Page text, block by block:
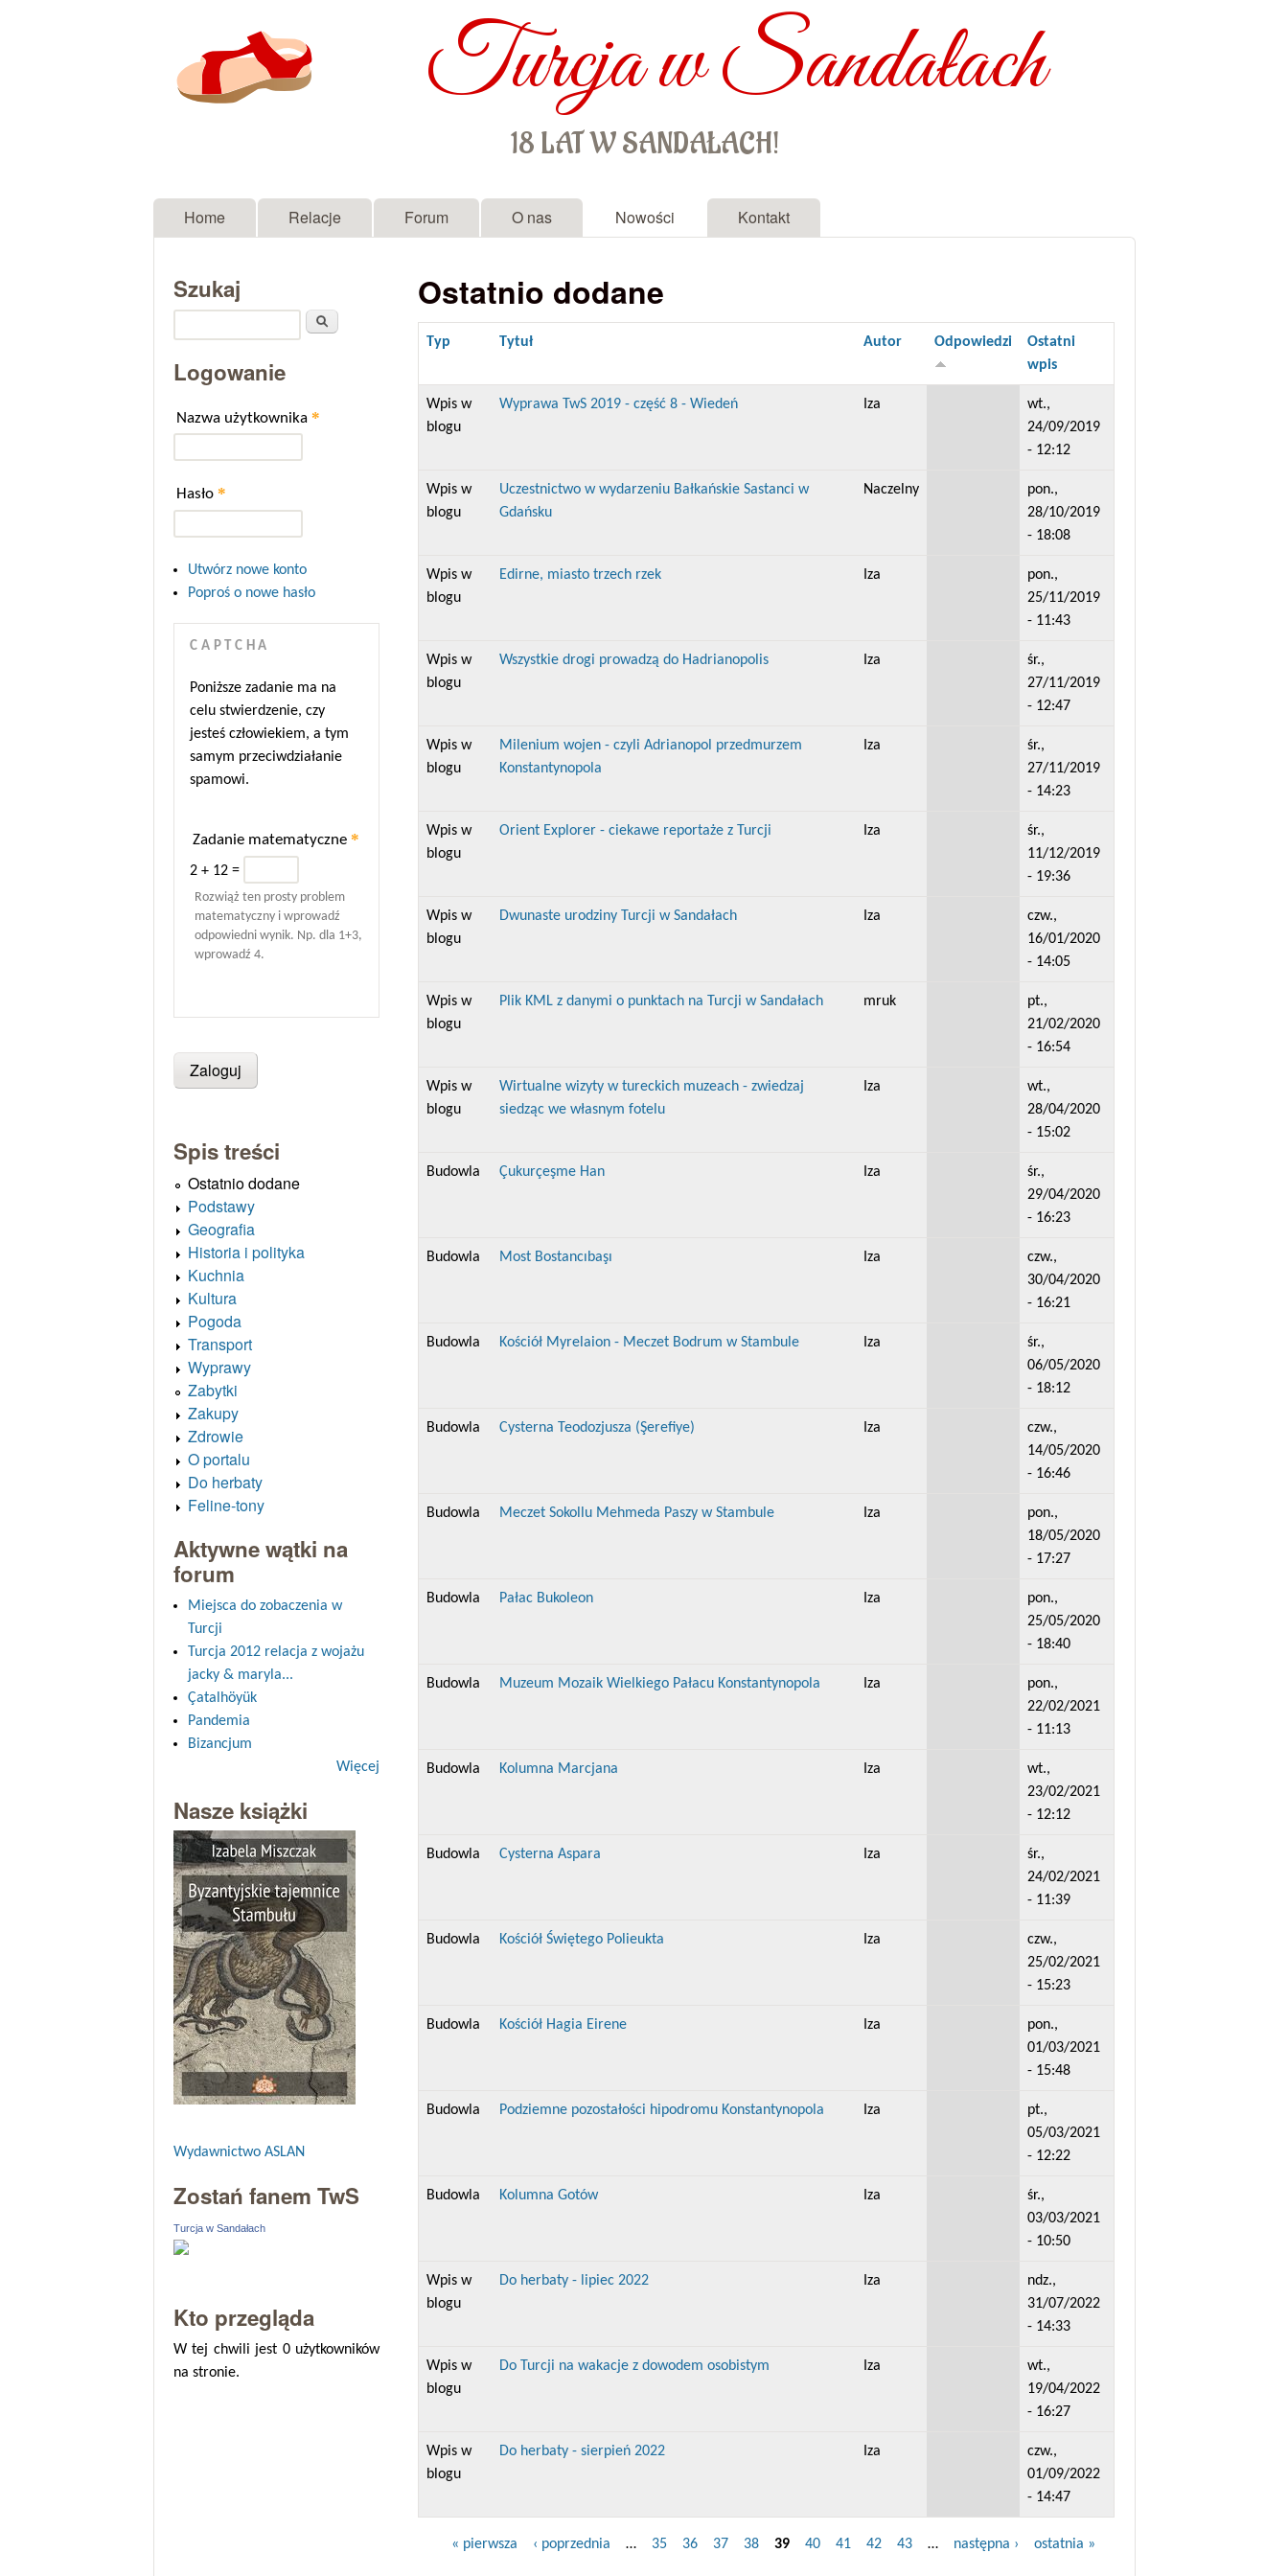
Turcja w Sandałach
18 LAT W SANDAŁACH!
Menu główne
Home Relacje Forum O nas Nowości Kontakt
Ostatnio dodane
Typ Tytuł Autor Odpowiedzi
Ostatni
wpis
Wpis w
blogu
Wyprawa TwS 2019 - część 8 - Wiedeń Iza
wt.,
24/09/2019
- 12:12
Wpis w
blogu
Uczestnictwo w wydarzeniu Bałkańskie Sastanci w
Gdańsku
Naczelny
pon.,
28/10/2019
- 18:08
Wpis w
blogu
Edirne, miasto trzech rzek Iza
pon.,
25/11/2019
- 11:43
Wpis w
blogu
Wszystkie drogi prowadzą do Hadrianopolis Iza
śr.,
27/11/2019
- 12:47
Wpis w
blogu
Milenium wojen - czyli Adrianopol przedmurzem
Konstantynopola
Iza
śr.,
27/11/2019
- 14:23
Wpis w
blogu
Orient Explorer - ciekawe reportaże z Turcji Iza
śr.,
11/12/2019
- 19:36
Wpis w
blogu
Dwunaste urodziny Turcji w Sandałach Iza
czw.,
16/01/2020
- 14:05
Wpis w
blogu
Plik KML z danymi o punktach na Turcji w Sandałach mruk
pt.,
21/02/2020
- 16:54
Wpis w
blogu
Wirtualne wizyty w tureckich muzeach - zwiedzaj
siedząc we własnym fotelu
Iza
wt.,
28/04/2020
- 15:02
Budowla Çukurçeşme Han Iza
śr.,
29/04/2020
- 16:23
Budowla Most Bostancıbaşı Iza
czw.,
30/04/2020
- 16:21
Budowla Kościół Myrelaion - Meczet Bodrum w Stambule Iza
śr.,
06/05/2020
- 18:12
Budowla Cysterna Teodozjusza (Şerefiye) Iza
czw.,
14/05/2020
- 16:46
Budowla Meczet Sokollu Mehmeda Paszy w Stambule Iza
pon.,
18/05/2020
- 17:27
Budowla Pałac Bukoleon Iza
pon.,
25/05/2020
- 18:40
Budowla Muzeum Mozaik Wielkiego Pałacu Konstantynopola Iza
pon.,
22/02/2021
- 11:13
Budowla Kolumna Marcjana Iza
wt.,
23/02/2021
- 12:12
Budowla Cysterna Aspara Iza
śr.,
24/02/2021
- 11:39
Budowla Kościół Świętego Polieukta Iza
czw.,
25/02/2021
- 15:23
Budowla Kościół Hagia Eirene Iza
pon.,
01/03/2021
- 15:48
Budowla Podziemne pozostałości hipodromu Konstantynopola Iza
pt.,
05/03/2021
- 12:22
Budowla Kolumna Gotów Iza
śr.,
03/03/2021
- 10:50
Wpis w
blogu
Do herbaty - lipiec 2022 Iza
ndz.,
31/07/2022
- 14:33
Wpis w
blogu
Do Turcji na wakacje z dowodem osobistym Iza
wt.,
19/04/2022
- 16:27
Wpis w
blogu
Do herbaty - sierpień 2022 Iza
czw.,
01/09/2022
- 14:47
« pierwsza ‹ poprzednia … 35 36 37 38 39 40 41 42 43 … następna › ostatnia »
Szukaj
Logowanie
Nazwa użytkownika *
Hasło *
Utwórz nowe konto
Poproś o nowe hasło
CAPTCHA
Poniższe zadanie ma na
celu stwierdzenie, czy
jesteś człowiekiem, a tym
samym przeciwdziałanie
spamowi.
Zadanie matematyczne *
2 + 12 =
Rozwiąż ten prosty problem
matematyczny i wprowadź
odpowiedni wynik. Np. dla 1+3,
wprowadź 4.
Spis treści
Ostatnio dodane
Podstawy
Geografia
Historia i polityka
Kuchnia
Kultura
Pogoda
Transport
Wyprawy
Zabytki
Zakupy
Zdrowie
O portalu
Do herbaty
Feline-tony
Aktywne wątki na
forum
Miejsca do zobaczenia w
Turcji
Turcja 2012 relacja z wojażu
jacky & maryla...
Çatalhöyük
Pandemia
Bizancjum
Więcej
Nasze książki
Wydawnictwo ASLAN
Zostań fanem TwS
Turcja w Sandałach
Kto przegląda
W tej chwili jest 0 użytkowników
na stronie.